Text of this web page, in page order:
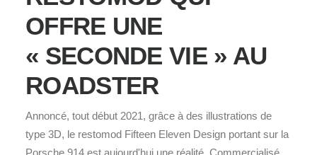
OFFRE UNE
« SECONDE VIE » AU
ROADSTER
Annoncé, tout début 2021, grâce à des illustrations de
type 3D, le restomod Fifteen Eleven Design portant sur la
Porsche 914 est aujourd'hui une réalité. Commercialisé